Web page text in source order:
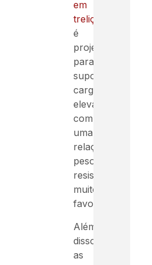
em
treliça
é
projetada
para
suportar
cargas
elevadas,
com
uma
relação
peso-
resistência
muito
favoráveis.
Além
disso,
as